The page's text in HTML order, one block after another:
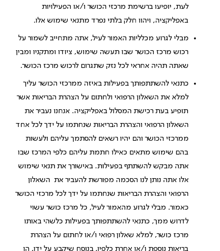
לעת, יופיעו ברשימת מרכזי הכושר ו/או הפעילויות
באפליקציה, ויהוו חלק בלתי נפרד מתנאי שימוש אלו.
מבלי לגרוע מכלליות האמור לעיל, אתה מתחייב לשמור על
רכוש מרכז הכושר שבו תעשה שימוש, ציודו ומתקניו ומבין
שאתה תהיה אחראי לכל נזק שתגרום לרכוש מרכז הכושר.
כתנאי להשתתפותך בפעילות באיזה ממרכזי הכושר עליך
למלא את השאלון הרפואי ולחתום על הצהרת הבריאות אשר
תופיע בעת רכישת המסלול באפליקציה. אנחנו נעביר את
השאלון הרפואי והצהרת הבריאות שנחתמו על ידך לכל אחד
ממרכזי הכושר והם יהיו רשאים להסתמך עליהם ולעשות
בהם שימוש מתאים כאילו חתמת עליהם כלפי המרכז שבו
אתה מבקש להשתתף בפעילות. באישורך את תנאי שימוש
אלו אתה נותן לנו הסכמה מפורשת להעביר את השאלון
הרפואי והצהרת הבריאות שנחתמו על ידך לכל מרכזי הכושר
כאמור. מבלי לגרוע מהאמור לעיל, כל מרכז כושר עשוי
לדרוש ממך, כתנאי להשתתפותך בפעילות כלשהי באותו
מרכז כושר, למלא שאלון רפואי ו/או לחתום על הצהרת
בריאות נוספת ו/או אחרת כלפיו, בנוסח שיקבע על ידו, הן